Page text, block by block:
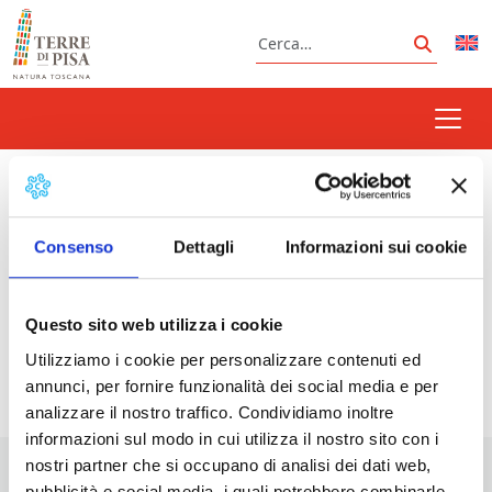
Consenso Dettagli Informazioni sui cookie
Questo sito web utilizza i cookie
Utilizziamo i cookie per personalizzare contenuti ed
annunci, per fornire funzionalità dei social media e per
analizzare il nostro traffico. Condividiamo inoltre
informazioni sul modo in cui utilizza il nostro sito con i
nostri partner che si occupano di analisi dei dati web,
Vai al contenuto
Cerca
Cerca
serata fortunata
Prossimi eventi
<li>Non ci sono eventi con questo tag</li>